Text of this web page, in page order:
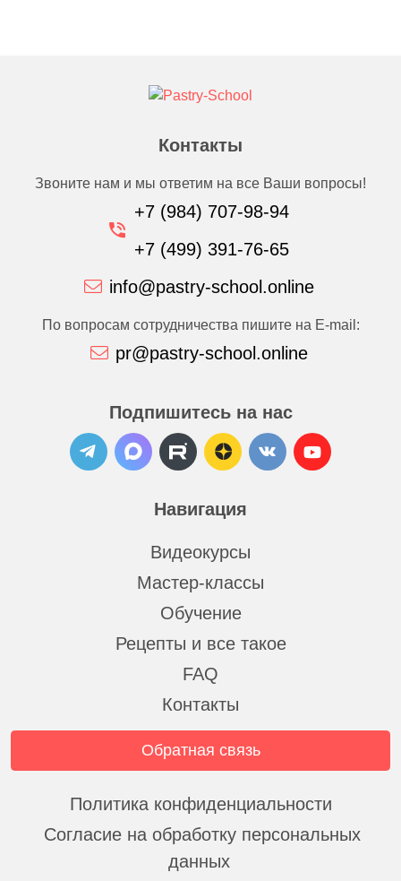
Навигация
Видеокурсы
Мастер-классы
Обучение
Рецепты и все такое
FAQ
Контакты
Контакты
Звоните нам и мы ответим на все Ваши вопросы!
+7 (984) 707-98-94
+7 (499) 391-76-65
info@pastry-school.online
По вопросам сотрудничества пишите на E-mail:
pr@pastry-school.online
Подпишитесь на нас
Обратная связь
Политика конфиденциальности
Согласие на обработку персональных
данных